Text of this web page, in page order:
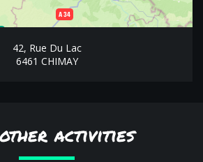
42, Rue Du Lac
6461 CHIMAY
activities